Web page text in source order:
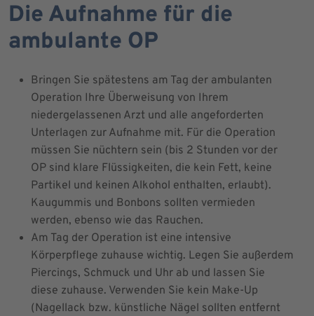
Die Aufnahme für die
ambulante OP
Bringen Sie spätestens am Tag der ambulanten
Operation Ihre Überweisung von Ihrem
niedergelassenen Arzt und alle angeforderten
Unterlagen zur Aufnahme mit. Für die Operation
müssen Sie nüchtern sein (bis 2 Stunden vor der
OP sind klare Flüssigkeiten, die kein Fett, keine
Partikel und keinen Alkohol enthalten, erlaubt).
Kaugummis und Bonbons sollten vermieden
werden, ebenso wie das Rauchen.
Am Tag der Operation ist eine intensive
Körperpflege zuhause wichtig. Legen Sie außerdem
Piercings, Schmuck und Uhr ab und lassen Sie
diese zuhause. Verwenden Sie kein Make-Up
(Nagellack bzw. künstliche Nägel sollten entfernt